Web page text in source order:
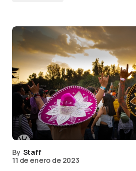
By Staff
11 de enero de 2023